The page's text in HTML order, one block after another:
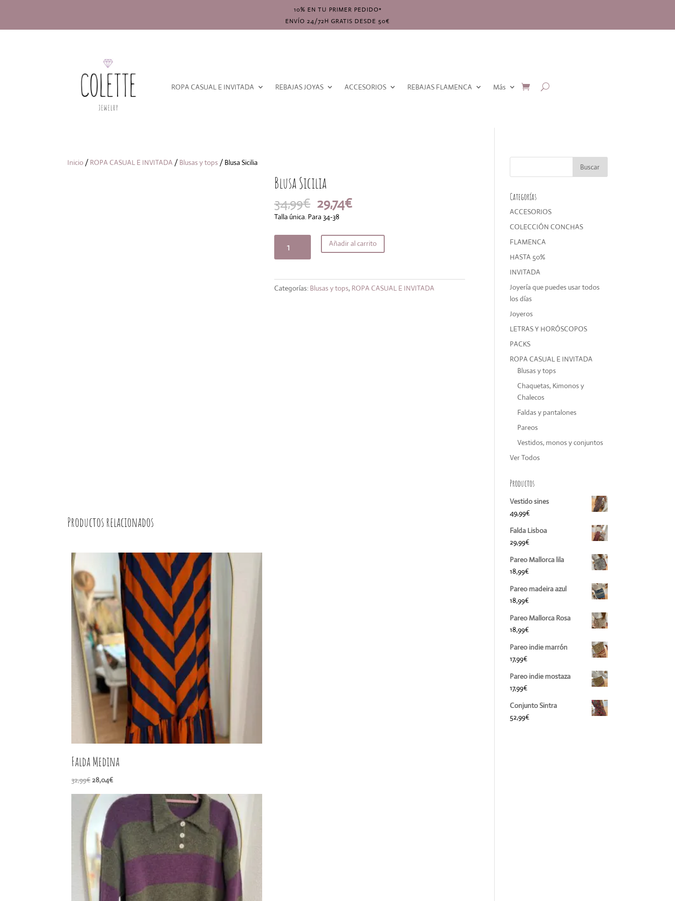
10% EN TU PRIMER PEDIDO*
ENVÍO 24/72H GRATIS DESDE 50€
ROPA CASUAL E INVITADA REBAJAS JOYAS ACCESORIOS REBAJAS FLAMENCA Más
Inicio / ROPA CASUAL E INVITADA / Blusas y tops / Blusa Sicilia
Blusa Sicilia
34,99€ El
precio
original
era:
34,99€.
29,74€El
es:
29,74€.
Talla única. Para 34-38
Sicilia
Añadir al carrito
Categorías: Blusas y tops, ROPA CASUAL E INVITADA
Productos relacionados
Falda Medina
32,99€El
original
era:
32,99€.
28,04€El
actual
28,04€.
Categorías
ACCESORIOS
COLECCIÓN CONCHAS
FLAMENCA
HASTA 50%
INVITADA
Joyería que puedes usar todos
los días
Joyeros
LETRAS Y HORÓSCOPOS
PACKS
ROPA CASUAL E INVITADA
Blusas y tops
Chaquetas, Kimonos y
Chalecos
Faldas y pantalones
Pareos
Vestidos, monos y conjuntos
Ver Todos
Productos
Vestido sines
49,99€
Falda Lisboa
29,99€
Pareo Mallorca lila
18,99€
Pareo madeira azul
18,99€
Pareo Mallorca Rosa
18,99€
Pareo indie marrón
17,99€
Pareo indie mostaza
17,99€
Conjunto Sintra
52,99€